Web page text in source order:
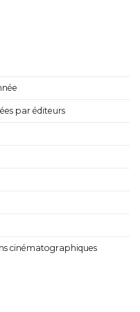
par éditeurs
cinématographiques